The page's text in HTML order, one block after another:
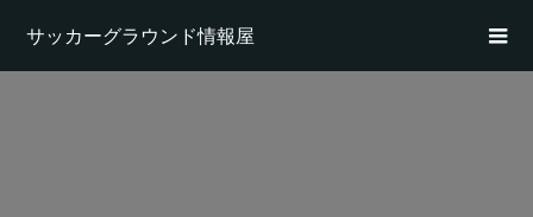
サッカーグラウンド情報屋